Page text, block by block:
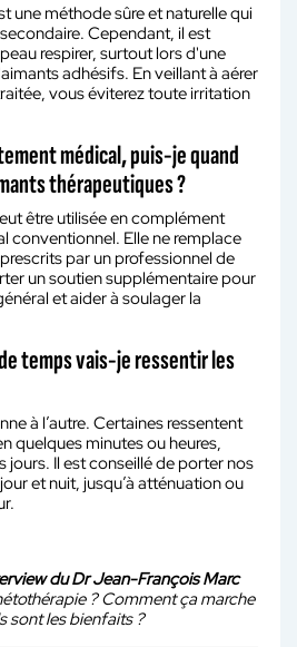
une méthode sûre et naturelle qui
Cependant, il est
respirer, surtout lors d'une
adhésifs. En veillant à aérer
vous éviterez toute irritation
médical, puis-je quand
thérapeutiques ?
être utilisée en complément
conventionnel. Elle ne remplace
par un professionnel de
un soutien supplémentaire pour
et aider à soulager la
temps vais-je ressentir les
à l’autre. Certaines ressentent
quelques minutes ou heures,
jours. Il est conseillé de porter nos
et nuit, jusqu’à atténuation ou
du Dr Jean-François Marc
? Comment ça marche
sont les bienfaits ?